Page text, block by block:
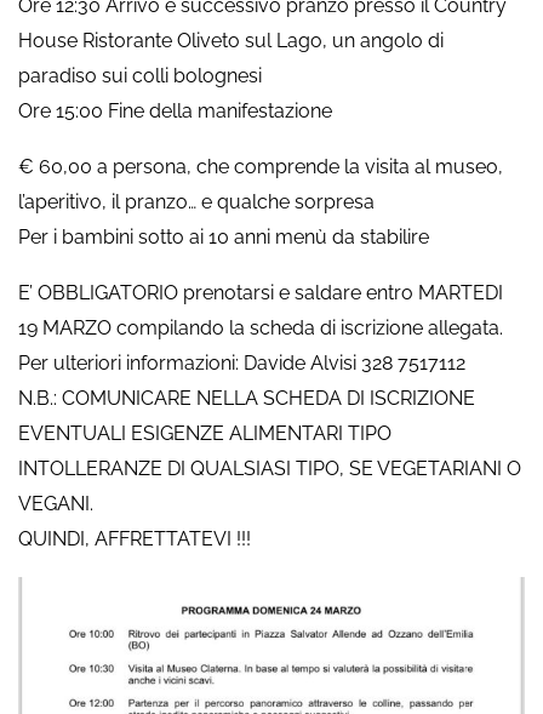
Ore 12:30 Arrivo e successivo pranzo presso il Country
House Ristorante Oliveto sul Lago, un angolo di
paradiso sui colli bolognesi
Ore 15:00 Fine della manifestazione
€ 60,00 a persona, che comprende la visita al museo,
l’aperitivo, il pranzo… e qualche sorpresa
Per i bambini sotto ai 10 anni menù da stabilire
E’ OBBLIGATORIO prenotarsi e saldare entro MARTEDI
19 MARZO compilando la scheda di iscrizione allegata.
Per ulteriori informazioni: Davide Alvisi 328 7517112
N.B.: COMUNICARE NELLA SCHEDA DI ISCRIZIONE
EVENTUALI ESIGENZE ALIMENTARI TIPO
INTOLLERANZE DI QUALSIASI TIPO, SE VEGETARIANI O
VEGANI.
QUINDI, AFFRETTATEVI !!!